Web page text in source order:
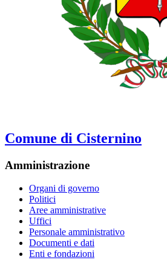
Comune di Cisternino
Amministrazione
Organi di governo
Politici
Aree amministrative
Uffici
Personale amministrativo
Documenti e dati
Enti e fondazioni